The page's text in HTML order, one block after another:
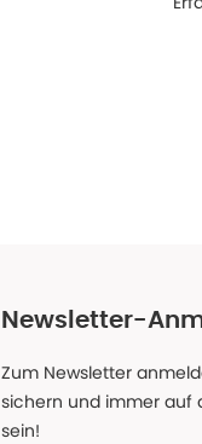
Newsletter-
Zum Newsletter
sichern und immer auf
sein!